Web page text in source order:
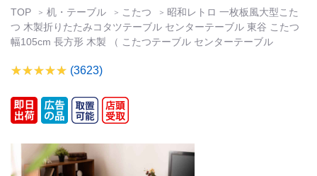
TOP 机・テーブル こたつ
昭和レトロ 一枚板風大型こた
つ 木製折りたたみコタツテーブル センターテーブル 東谷 こたつ
幅105cm 長方形 木製 （ こたつテーブル センターテーブル
(3623)